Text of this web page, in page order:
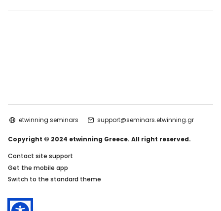
etwinning seminars support@seminars.etwinning.gr
Copyright © 2024 etwinning Greece. All right reserved.
Contact site support
Get the mobile app
Switch to the standard theme